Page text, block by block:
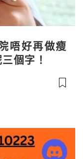
唔好再做瘦
個字！